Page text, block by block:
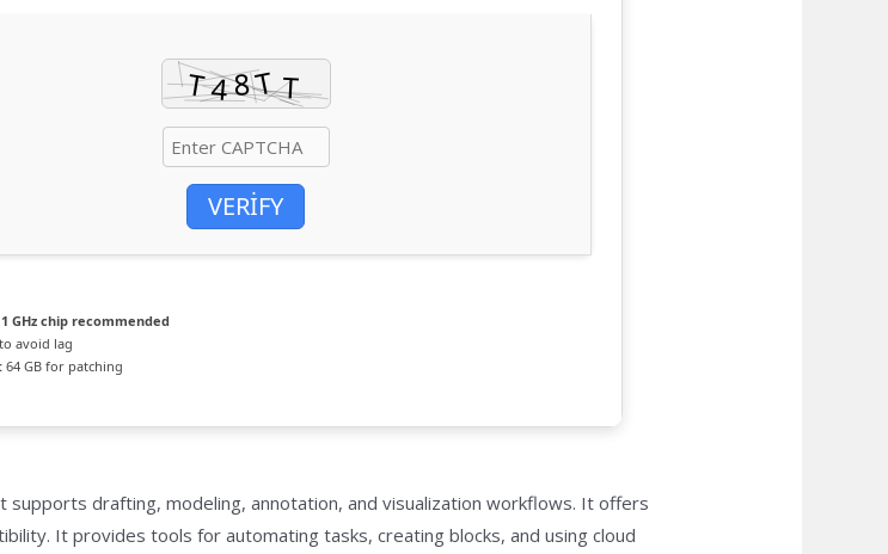
VERIFY
1 GHz chip recommended
avoid lag
64 GB for patching
supports drafting, modeling, annotation, and visualization workflows. It offers
It provides tools for automating tasks, creating blocks, and using cloud